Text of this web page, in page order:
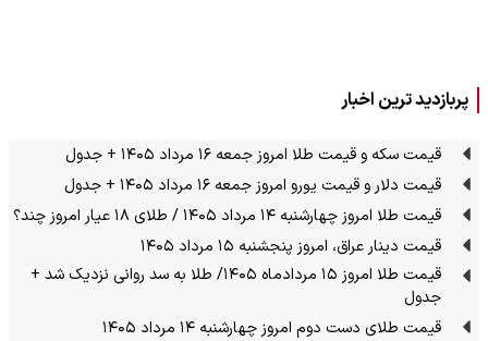
پربازدید ترین اخبار
قیمت سکه و قیمت طلا امروز جمعه ۱۶ مرداد ۱۴۰۵ + جدول
قیمت دلار و قیمت یورو امروز جمعه ۱۶ مرداد ۱۴۰۵ + جدول
قیمت طلا امروز چهارشنبه ۱۴ مرداد ۱۴۰۵ / طلای ۱۸ عیار امروز چند؟
قیمت دینار عراق، امروز پنجشنبه ۱۵ مرداد ۱۴۰۵
قیمت طلا امروز ۱۵ مردادماه ۱۴۰۵/ طلا به سد روانی نزدیک شد +
جدول
قیمت طلای دست دوم امروز چهارشنبه ۱۴ مرداد ۱۴۰۵